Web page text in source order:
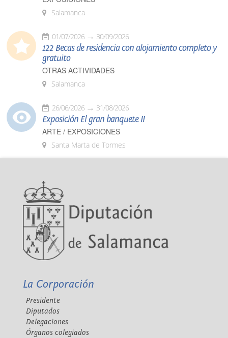
Salamanca
01/07/2026 30/09/2026
122 Becas de residencia con alojamiento completo y
gratuito
OTRAS ACTIVIDADES
Salamanca
26/06/2026 31/08/2026
Exposición El gran banquete II
ARTE / EXPOSICIONES
Santa Marta de Tormes
La Corporación
Presidente
Diputados
Delegaciones
Órganos colegiados